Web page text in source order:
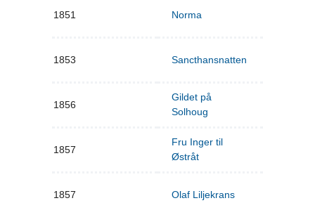
1851 Norma
1853 Sancthansnatten
1856
Gildet på
Solhoug
1857
Fru Inger til
Østråt
1857 Olaf Liljekrans